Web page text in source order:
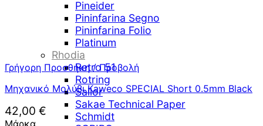
Pineider
Pininfarina Segno
Pininfarina Folio
Platinum
Rhodia
Retro 51
Rotring
Sailor
Sakae Technical Paper
Schmidt
Γρήγορη Προσθήκη / Προβολή
Μηχανικό Μολύβι Kaweco SPECIAL Short 0.5mm Black
42,00 €
Μάρκα